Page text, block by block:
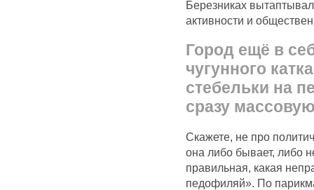
Березниках
активности и
Город ещё в
чугунного
стебельки на
сразу
Скажете, не про
она либо бывает, либо
правильная, какая
педофиляй». По